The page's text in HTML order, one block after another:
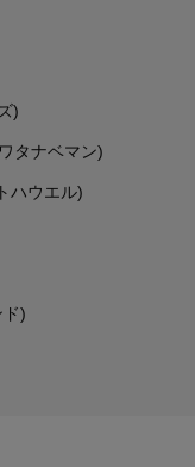
)
タナベマン)
ハウエル)
)